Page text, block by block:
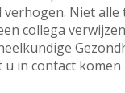
Niet
collega
in contact